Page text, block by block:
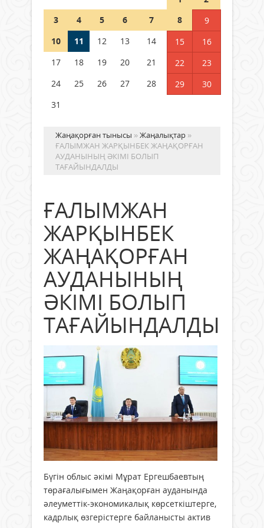
мыңнан астам көрерменнің
қауіпсіздігін қамтамасыз етті
06 тамыз 2026 ж.
3
4 5 6 7 8
9
10
11 12 13 14 15
16
17
18 19 20 21 22
23
24
25 26 27 28 29
30
31
Жаңақорған тынысы »Жаңалықтар »
ҒАЛЫМЖАН ЖАРҚЫНБЕК ЖАҢАҚОРҒАН
АУДАНЫНЫҢ ӘКІМІ БОЛЫП
ТАҒАЙЫНДАЛДЫ
ҒАЛЫМЖАН
ЖАРҚЫНБЕК
ЖАҢАҚОРҒАН
АУДАНЫНЫҢ
ӘКІМІ БОЛЫП
ТАҒАЙЫНДАЛДЫ
Бүгін облыс әкімі Мұрат Ергешбаевтың
төрағалығымен Жаңақорған ауданында
әлеуметтік-экономикалық көрсеткіштерге,
кадрлық өзгерістерге байланысты актив